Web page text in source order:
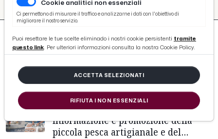
17 ARTICOLI
A Porto San Giorgio incontro per
informazione e promozione della
piccola pesca artigianale e del
Cookie analitici non essenziali
Ci permettono di misurare il traffico e analizzarne i dati con l'obiettivo di
migliorare il nostro servizio.
Puoi resettare le tue scelte eliminado i nostri cookie persistenti tramite
questo link. Per ulteriori informazioni consulta la nostra Cookie Policy.
ACCETTA SELEZIONATI
RIFIUTA I NON ESSENZIALI
Ciclismo